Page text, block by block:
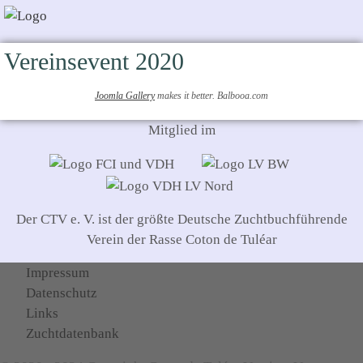
Vereinsevent 2020
Joomla Gallerymakes it better. Balbooa.com
Mitglied im
Der CTV e. V. ist der größte Deutsche Zuchtbuchführende
Verein der Rasse Coton de Tuléar
Impressum
Datenschutz
Links
Zuchtdatenbank